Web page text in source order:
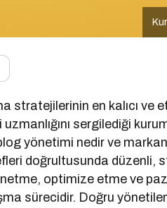
stratejilerinin en kalıcı ve
sergilediği
yönetimi nedir ve
doğrultusunda düzenli,
optimize etme ve
sürecidir. Doğru